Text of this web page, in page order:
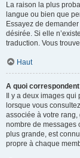
La raison la plus
langue ou bien que
Essayez de
désirée. Si elle
traduction. Vous
Haut
A quoi
Il y a deux images
lorsque vous
associée à votre
nombre de messages
plus grande, est
propre à chaque